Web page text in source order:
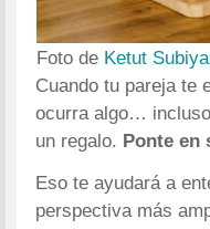
Foto de Ketut
Cuando tu pareja te
ocurra algo…
un regalo. Ponte en
Eso te ayudará a
perspectiva más